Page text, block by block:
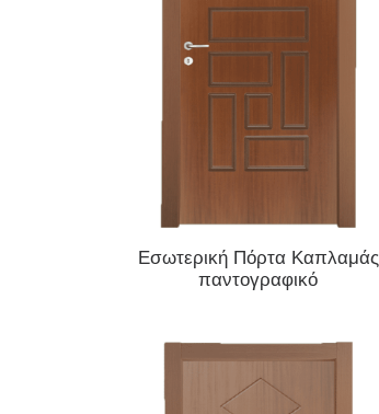
ΔΙΑΒΆΣΤΕ ΠΕΡΙΣΣΌΤΕΡΑ
Εσωτερική Πόρτα Καπλαμάς
παντογραφικό